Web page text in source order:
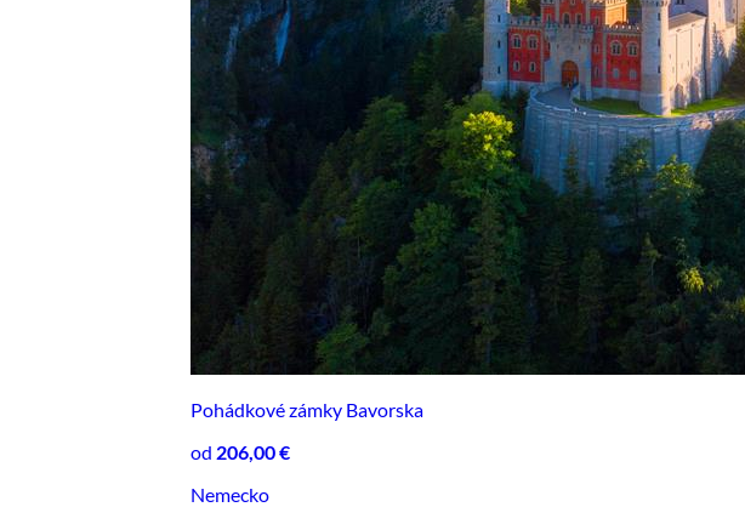
Pohádkové zámky Bavorska
od 206,00 €
Nemecko